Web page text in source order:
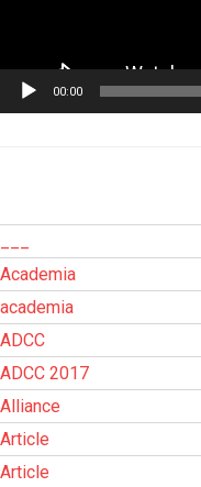
00:00
Academia
academia
ADCC
ADCC 2017
Alliance
Article
Article